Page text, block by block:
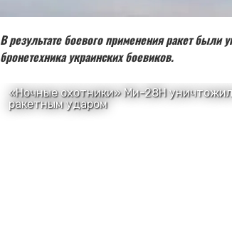
В результате боевого применения ракет были
бронетехника украинских боевиков.